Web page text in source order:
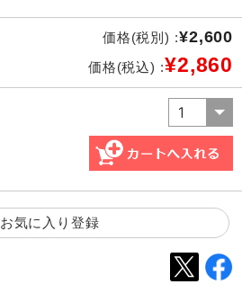
価格(税別) :¥2,600
価格(税込) :¥2,860
お気に入り登録